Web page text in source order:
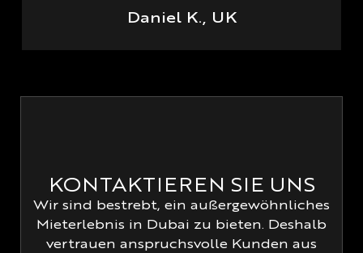
Daniel K., UK
KONTAKTIEREN SIE UNS
Wir sind bestrebt, ein außergewöhnliches
Mieterlebnis in Dubai zu bieten. Deshalb
vertrauen anspruchsvolle Kunden aus